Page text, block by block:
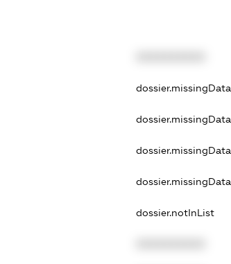
dossier.missingData
dossier.missingData
dossier.missingData
dossier.missingData
dossier.notInList